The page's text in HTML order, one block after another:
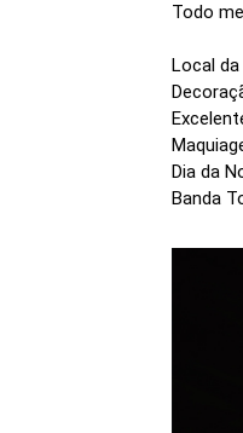
Todo
Local
Dia da
Banda